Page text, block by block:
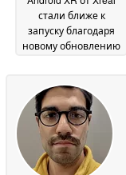
стали ближе к
запуску благодаря
новому обновлению